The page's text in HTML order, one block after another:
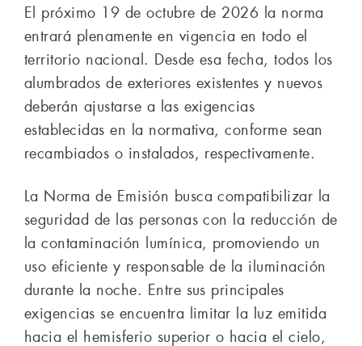
El próximo 19 de octubre de 2026 la norma
entrará plenamente en vigencia en todo el
territorio nacional. Desde esa fecha, todos los
alumbrados de exteriores existentes y nuevos
deberán ajustarse a las exigencias
establecidas en la normativa, conforme sean
recambiados o instalados, respectivamente.
La Norma de Emisión busca compatibilizar la
seguridad de las personas con la reducción de
la contaminación lumínica, promoviendo un
uso eficiente y responsable de la iluminación
durante la noche. Entre sus principales
exigencias se encuentra limitar la luz emitida
hacia el hemisferio superior o hacia el cielo,